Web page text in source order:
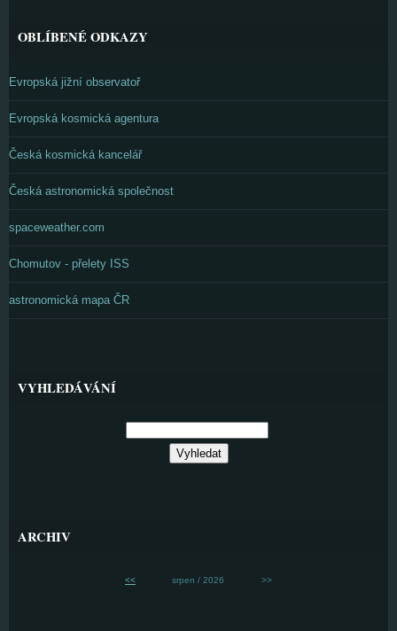
OBLÍBENÉ ODKAZY
Evropská jižní observatoř
Evropská kosmická agentura
Česká kosmická kancelář
Česká astronomická společnost
spaceweather.com
Chomutov - přelety ISS
astronomická mapa ČR
VYHLEDÁVÁNÍ
ARCHIV
<< srpen / 2026 >>